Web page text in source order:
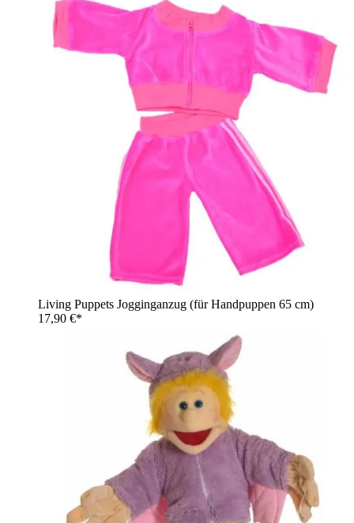
Living Puppets Jogginganzug (für Handpuppen 65 cm)
17,90 €*